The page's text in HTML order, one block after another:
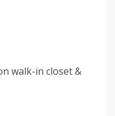
walk-in closet &